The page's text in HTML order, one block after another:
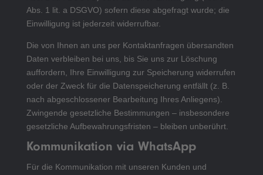
Abs. 1 lit. a DSGVO) sofern diese abgefragt wurde; die
Einwilligung ist jederzeit widerrufbar.
Die von Ihnen an uns per Kontaktanfragen übersandten
Daten verbleiben bei uns, bis Sie uns zur Löschung
auffordern, Ihre Einwilligung zur Speicherung widerrufen
oder der Zweck für die Datenspeicherung entfällt (z. B.
nach abgeschlossener Bearbeitung Ihres Anliegens).
Zwingende gesetzliche Bestimmungen – insbesondere
gesetzliche Aufbewahrungsfristen – bleiben unberührt.
Kommunikation via WhatsApp
Für die Kommunikation mit unseren Kunden und